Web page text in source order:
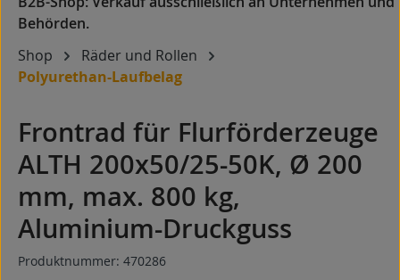
Shop
Räder und Rollen
Polyurethan-Laufbelag
Frontrad für Flurförderzeuge
ALTH 200x50/25-50K, Ø 200
mm, max. 800 kg,
Aluminium-Druckguss
Produktnummer: 470286